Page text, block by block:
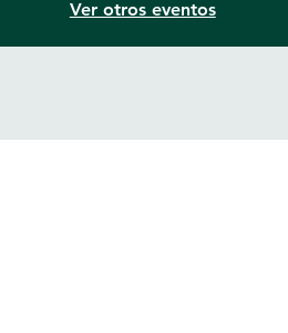
Ver otros eventos